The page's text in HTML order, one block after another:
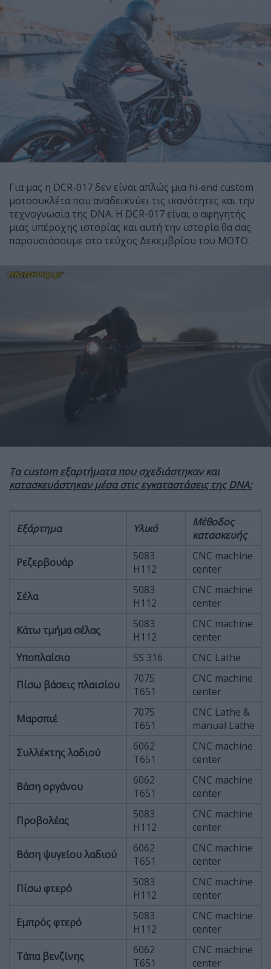
Για μας η DCR-017 δεν είναι απλώς μια hi-end custom
μοτοσυκλέτα που αναδεικνύει τις ικανότητες και την
τεχνογνωσία της DNA. Η DCR-017 είναι ο αφηγητής
μιας υπέροχης ιστορίας και αυτή την ιστορία θα σας
παρουσιάσουμε στο τεύχος Δεκεμβρίου του ΜΟΤΟ.
Ταcustom εξαρτήματα που σχεδιάστηκαν και
κατασκευάστηκαν μέσα στις εγκαταστάσεις τηςDNA:
Εξάρτημα Υλικό
Μέθοδος
κατασκευής
Ρεζερβουάρ
5083
H112
CNC machine
center
Σέλα
5083
H112
CNC machine
center
Κάτω τμήμα σέλας
5083
H112
CNC machine
center
Υποπλαίσιο
SS 316 CNC Lathe
Πίσω βάσεις πλαισίου
7075
T651
CNC machine
center
Μαρσπιέ
7075
T651
CNC Lathe &
manual Lathe
Συλλέκτης λαδιού
6062
T651
CNC machine
center
Βάση οργάνου
6062
T651
CNC machine
center
Προβολέας
5083
H112
CNC machine
center
Βάση ψυγείου λαδιού
6062
T651
CNC machine
center
Πίσω φτερό
5083
H112
CNC machine
center
Εμπρός φτερό
5083
H112
CNC machine
center
Τάπα βενζίνης
6062
T651
CNC machine
center